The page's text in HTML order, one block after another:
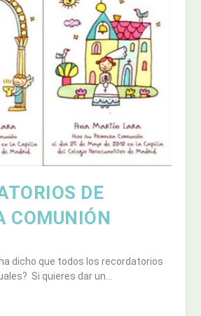
DE
COMUNIÓN
dicho que todos los recordatorios
Si quieres dar un...